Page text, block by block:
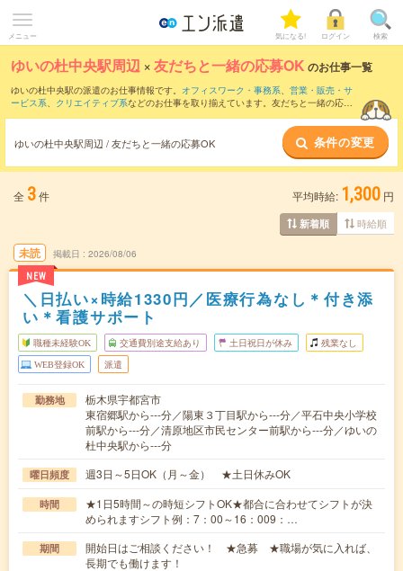
メニュー 気になる! ログイン 検索
ゆいの杜中央駅周辺 ×友だちと一緒の応募OK のお仕事一覧
ゆいの杜中央駅の派遣のお仕事情報です。 オフィスワーク・事務系、 営業・販売・サ
ービス系、 クリエイティブ系などのお仕事を取り揃えています。友だちと一緒の応募
ゆいの杜中央駅周辺 / 友だちと一緒の応募OK 条件の変更
全 3件 平均時給: 1,300 円
新着順 時給順
未読
NEW
掲載日 2026/08/06
＼日払い×時給1330円／医療行為なし＊付き添
い＊看護サポート
職種未経験OK 交通費別途支給あり 土日祝日が休み 残業なし
WEB登録OK 派遣
勤務地
栃木県宇都宮市
東宿郷駅から---分／陽東３丁目駅から---分／平石中央小学校
前駅から---分／清原地区市民センター前駅から---分／ゆいの
杜中央駅から---分
曜日頻度 週3日～5日OK（月～金） ★土日休みOK
時間
★1日5時間～の時短シフトOK★都合に合わせてシフトが決
められますシフト例：7：00～16：009：…
期間
開始日はご相談ください！ ★急募 ★職場が気に入れば、
長期でも働けます！